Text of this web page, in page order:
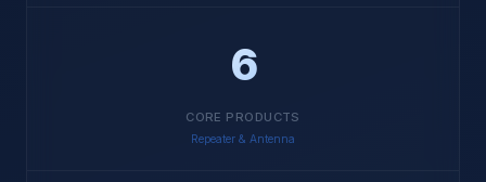
6
CORE PRODUCTS
Repeater & Antenna